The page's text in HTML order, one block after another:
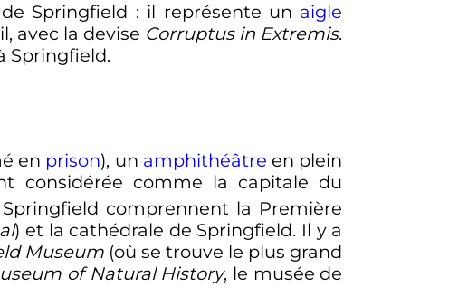
Springfield : il représente un aigle
avec la devise Corruptus in Extremis.
Springfield.
en prison), un amphithéâtre en plein
considérée comme la capitale du
comprennent la Première
) et la cathédrale de Springfield. Il y a
Museum(où se trouve le plus grand
of Natural History, le musée de